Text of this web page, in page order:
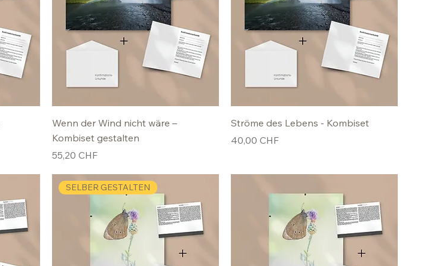
Wenn der Wind nicht wäre –
Kombiset gestalten
Preis
55,20 CHF
Ströme des Lebens - Kombiset
Preis
40,00 CHF
SELBER GESTALTEN